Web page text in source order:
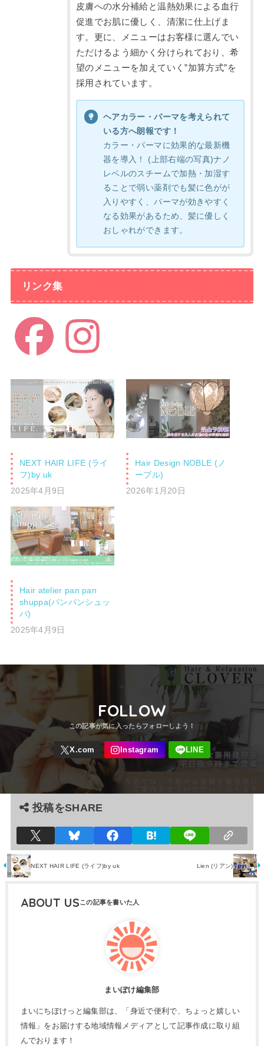
皮膚への水分補給と温熱効果による血行
促進でお肌に優しく、清潔に仕上げま
す。更に、メニューはお客様に選んでい
ただけるよう細かく分けられており、希
望のメニューを加えていく”加算方式”を
採用されています。
ヘアカラー・パーマを考えられて
いる方へ朗報です！
カラー・パーマに効果的な最新機
器を導入！ (上部右端の写真)ナノ
レベルのスチームで加熱・加湿す
ることで弱い薬剤でも髪に色がが
入りやすく、パーマが効きやすく
なる効果があるため、髪に優しく
おしゃれができます。
リンク集
NEXT HAIR LIFE (ライ
フ)by uk
2025年4月9日
Hair Design NOBLE (ノ
ーブル)
2026年1月20日
Hair atelier pan pan
shuppa(パンパンシュッ
パ)
2025年4月9日
FOLLOW
投稿をSHARE
NEXT HAIR LIFE (ライフ)by uk Lien (リアン)
ABOUT US
まいぽけ編集部
まいにちぽけっと編集部は、「身近で便利で、ちょっと嬉しい
情報」をお届けする地域情報メディアとして記事作成に取り組
んでおります！